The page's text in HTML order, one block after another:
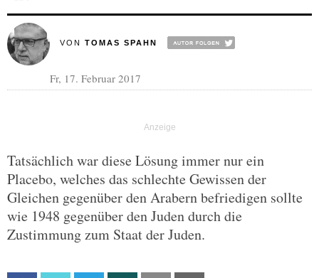
VON TOMAS SPAHN
Fr, 17. Februar 2017
Tatsächlich war diese Lösung immer nur ein
Placebo, welches das schlechte Gewissen der
Gleichen gegenüber den Arabern befriedigen sollte
wie 1948 gegenüber den Juden durch die
Zustimmung zum Staat der Juden.